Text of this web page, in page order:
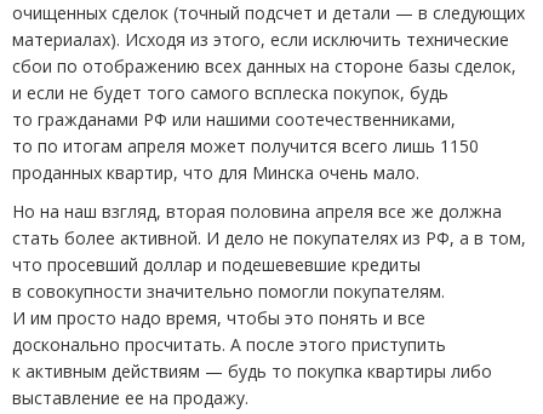
очищенных сделок (точный подсчет и детали — в следующих
материалах). Исходя из этого, если исключить технические
сбои по отображению всех данных на стороне базы сделок,
и если не будет того самого всплеска покупок, будь
то гражданами РФ или нашими соотечественниками,
то по итогам апреля может получится всего лишь 1150
проданных квартир, что для Минска очень мало.
Но на наш взгляд, вторая половина апреля все же должна
стать более активной. И дело не покупателях из РФ, а в том,
что просевший доллар и подешевевшие кредиты
в совокупности значительно помогли покупателям.
И им просто надо время, чтобы это понять и все
досконально просчитать. А после этого приступить
к активным действиям — будь то покупка квартиры либо
выставление ее на продажу.